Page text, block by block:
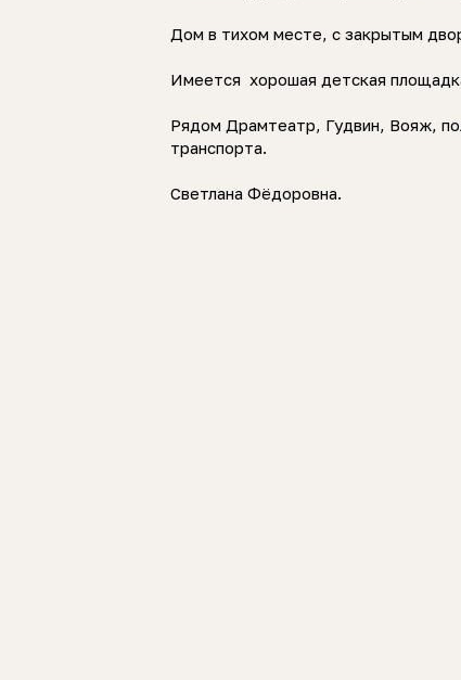
Дом в тихом месте, с закрытым
Имеется хорошая детская
Рядом Драмтеатр, Гудвин, Вояж,
транспорта.
Светлана Фёдоровна.